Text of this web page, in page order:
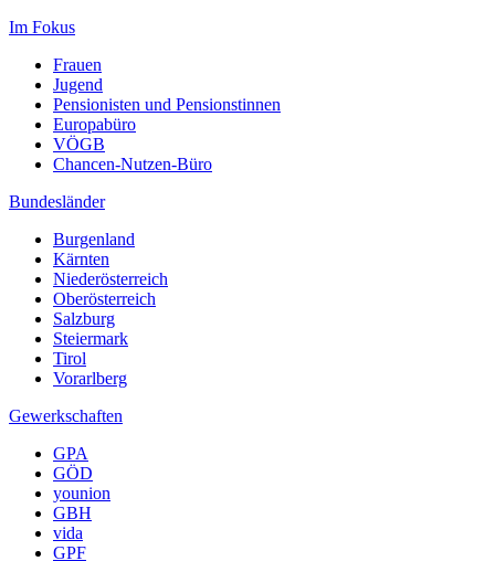
Im Fokus
Frauen
Jugend
Pensionisten und Pensionstinnen
Europabüro
VÖGB
Chancen-Nutzen-Büro
Bundesländer
Burgenland
Kärnten
Niederösterreich
Oberösterreich
Salzburg
Steiermark
Tirol
Vorarlberg
Gewerkschaften
GPA
GÖD
younion
GBH
vida
GPF